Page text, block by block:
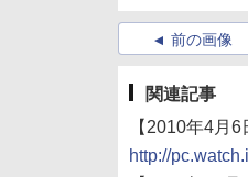
前の画像
関連記事
【2010年4月
http://